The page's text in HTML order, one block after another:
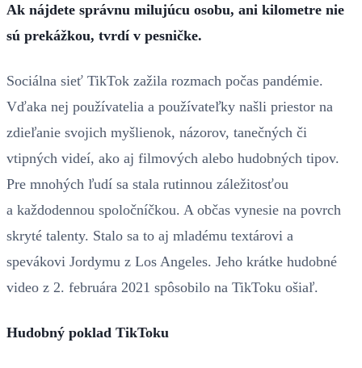
Ak nájdete správnu milujúcu osobu, ani kilometre nie
sú prekážkou, tvrdí v pesničke.
Sociálna sieť TikTok zažila rozmach počas pandémie.
Vďaka nej používatelia a používateľky našli priestor na
zdieľanie svojich myšlienok, názorov, tanečných či
vtipných videí, ako aj filmových alebo hudobných tipov.
Pre mnohých ľudí sa stala rutinnou záležitosťou
a každodennou spoločníčkou. A občas vynesie na povrch
skryté talenty. Stalo sa to aj mladému textárovi a
spevákovi Jordymu z Los Angeles. Jeho krátke hudobné
video z 2. februára 2021 spôsobilo na TikToku ošiaľ.
Hudobný poklad TikToku